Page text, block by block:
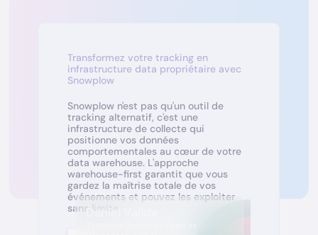
Transformez votre tracking en
infrastructure data propriétaire avec
Snowplow
Snowplow n'est pas qu'un outil de
tracking alternatif, c'est une
infrastructure de collecte qui
positionne vos données
comportementales au cœur de votre
data warehouse. L'approche
warehouse-first garantit que vous
gardez la maîtrise totale de vos
événements et pouvez les exploiter
sans limite.
Daniel Valide